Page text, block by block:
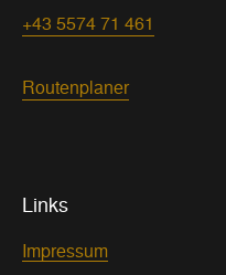
+43 5574 71 461
Routenplaner
Links
Impressum